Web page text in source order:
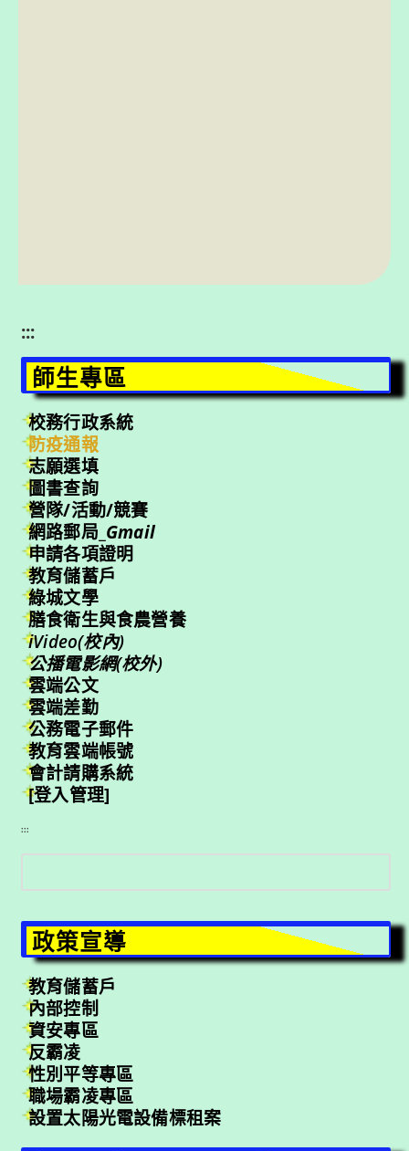
:::
師生專區
校務行政系統
防疫通報
志願選填
圖書查詢
營隊/活動/競賽
網路郵局_ Gmail
申請各項證明
教育儲蓄戶
綠城文學
膳食衛生與食農營養
iVideo(校內)
公播電影網(校外)
雲端公文
雲端差勤
公務電子郵件
教育雲端帳號
會計請購系統
[登入管理]
:::
搜
尋
政策宣導
教育儲蓄戶
內部控制
資安專區
反霸凌
性別平等專區
職場霸凌專區
設置太陽光電設備標租案